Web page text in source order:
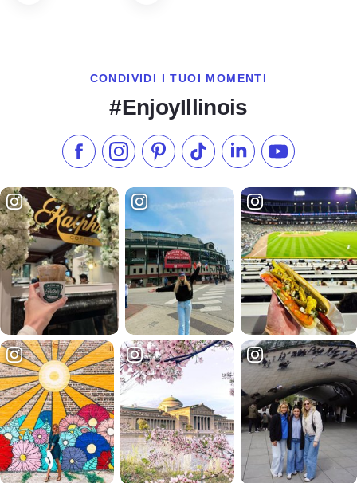
CONDIVIDI I TUOI MOMENTI
#EnjoyIllinois
Metti "Mi piace" su Facebook
Seguici su Instagram
Visita il nostro Pinterest
Seguici su TikTok
Seguici su LinkedIn
Iscriviti al